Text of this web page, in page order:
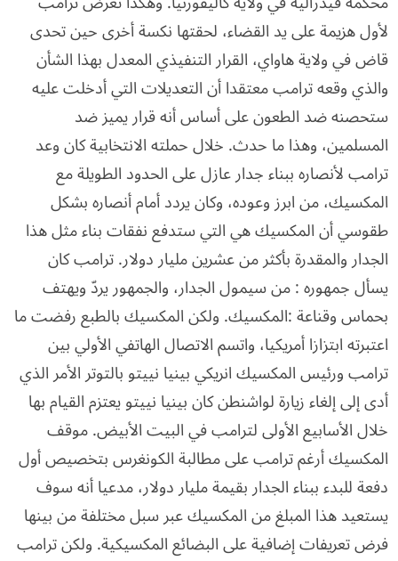
لأول هزيمة على يد القضاء، لحقتها نكسة أخرى حين تحدى
قاض في ولاية هاواي، القرار التنفيذي المعدل بهذا الشأن
والذي وقعه ترامب معتقدا أن التعديلات التي أدخلت عليه
ستحصنه ضد الطعون على أساس أنه قرار يميز ضد
المسلمين، وهذا ما حدث. خلال حملته الانتخابية كان وعد
ترامب لأنصاره ببناء جدار عازل على الحدود الطويلة مع
المكسيك، من ابرز وعوده، وكان يردد أمام أنصاره بشكل
طقوسي أن المكسيك هي التي ستدفع نفقات بناء مثل هذا
الجدار والمقدرة بأكثر من عشرين مليار دولار. ترامب كان
يسأل جمهوره : من سيمول الجدار، والجمهور يردّ ويهتف
بحماس وقناعة :المكسيك. ولكن المكسيك بالطبع رفضت ما
اعتبرته ابتزازا أمريكيا، واتسم الاتصال الهاتفي الأولي بين
ترامب ورئيس المكسيك انريكي بينيا نييتو بالتوتر الأمر الذي
أدى إلى إلغاء زيارة لواشنطن كان بينيا نييتو يعتزم القيام بها
خلال الأسابيع الأولى لترامب في البيت الأبيض. موقف
المكسيك أرغم ترامب على مطالبة الكونغرس بتخصيص أول
دفعة للبدء ببناء الجدار بقيمة مليار دولار، مدعيا أنه سوف
يستعيد هذا المبلغ من المكسيك عبر سبل مختلفة من بينها
فرض تعريفات إضافية على البضائع المكسيكية. ولكن ترامب